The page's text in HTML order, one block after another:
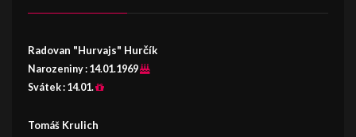
Radovan "Hurvajs" Hurčík
Narozeniny : 14.01.1969
Svátek : 14.01.
Tomáš Krulich